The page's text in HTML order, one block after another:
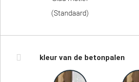
(Standaard)
kleur van de betonpalen